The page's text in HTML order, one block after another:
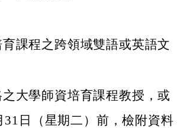
課程之跨領域雙語或英語文
大學師資培育課程教授，或
日（星期二）前，檢附資料